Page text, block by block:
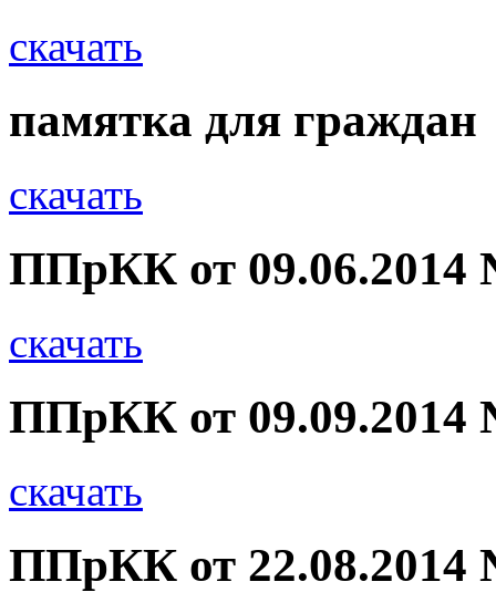
скачать
памятка для граждан
скачать
ППрКК от 09.06.2014
скачать
ППрКК от 09.09.2014
скачать
ППрКК от 22.08.2014